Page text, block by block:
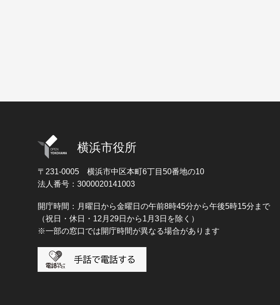
横浜市役所
〒231-0005 横浜市中区本町6丁目50番地の10
法人番号：3000020141003
開庁時間：月曜日から金曜日の午前8時45分から午後5時15分まで
（祝日・休日・12月29日から1月3日を除く）
※一部の窓口では開庁時間が異なる場合があります